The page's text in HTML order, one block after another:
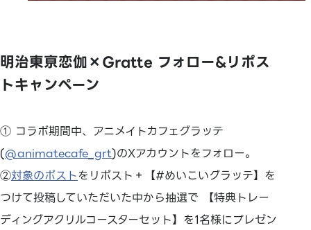
明治東亰恋伽×Gratte フォロー&リポス
トキャンペーン
① コラボ期間中、アニメイトカフェグラッテ
(@animatecafe_grt)のXアカウントをフォロー。
②対象のポストをリポスト＋【#めいこいグラッテ】を
つけて投稿していただいた中から抽選で 【特典トレー
ディングアクリルコースターセット】を1名様にプレゼン